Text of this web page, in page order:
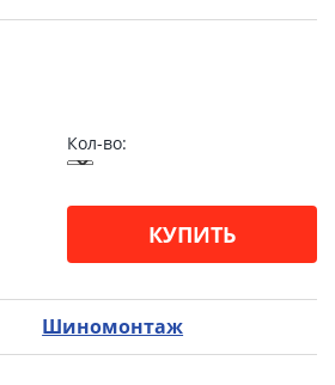
Кол-во:
КУПИТЬ
Шиномонтаж